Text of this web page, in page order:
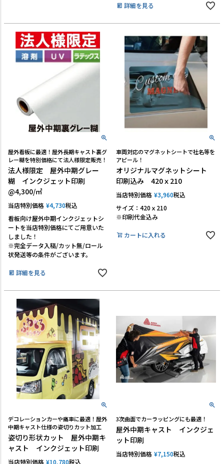
詳細を見る
屋外看板に最適！屋外長期キャスト裏グ
レー糊を特別価格にて法人様限定販売！
法人様限定 屋外中期グレー
糊 インクジェット印刷
@4,300/㎡
当店特別価格 ¥4,730税込
看板向け屋外中期インクジェットシ
ートを当店特別価格にてご用意いた
しました！
※完全データ入稿/カット無/ロール
状発送等の条件がございます。
詳細を見る
車両対応のマグネットシートで社名等を
アピール！
オリジナルマグネットシート
印刷込み 420ｘ210
当店特別価格 ¥3,960税込
サイズ：420ｘ210
※印刷代金込み
カートに入れる
デコレーションカーや痛車に最適！屋外
中期キャスト仕様の姿切りカット加工
姿切り形状カット 屋外中期キ
ャスト インクジェット印刷
当店特別価格 ¥10,780税込
3次曲面でカーラッピングにも最適！
屋外中期キャスト インクジェ
ット印刷
当店特別価格 ¥7,150税込